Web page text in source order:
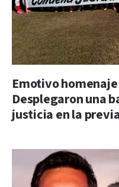
Emotivo
Desplegaron una
justicia en la